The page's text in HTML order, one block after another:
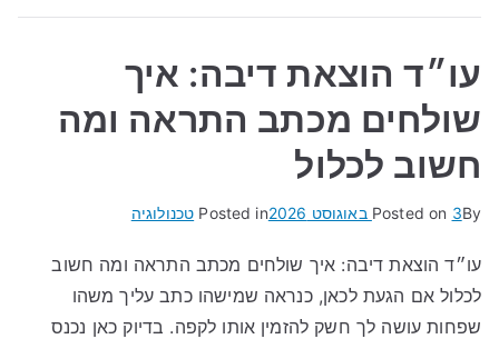
עו״ד הוצאת דיבה: איך
שולחים מכתב התראה ומה
חשוב לכלול
By
Posted on 3 באוגוסט 2026 Posted in טכנולוגיה
עו״ד הוצאת דיבה: איך שולחים מכתב התראה ומה חשוב
לכלול אם הגעת לכאן, כנראה שמישהו כתב עליך משהו
שפחות עושה לך חשק להזמין אותו לקפה. בדיוק כאן נכנס